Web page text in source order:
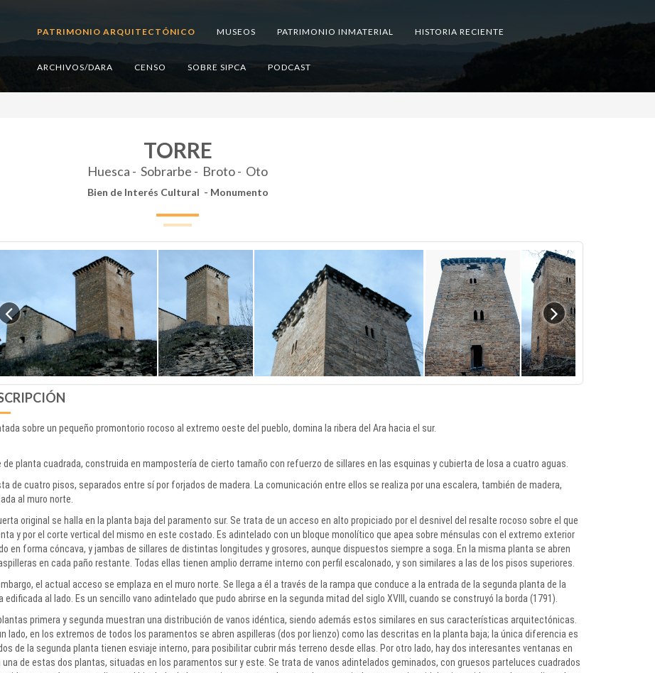
PATRIMONIO ARQUITECTÓNICO MUSEOS PATRIMONIO INMATERIAL HISTORIA RECIENTE
ARCHIVOS/DARA CENSO SOBRE SIPCA PODCAST
TORRE
Huesca - Sobrarbe - Broto - Oto
Bien de Interés Cultural - Monumento
sobre un pequeño promontorio rocoso al extremo oeste del pueblo, domina la ribera del Ara hacia el sur.
de planta cuadrada, construida en mampostería de cierto tamaño con refuerzo de sillares en las esquinas y cubierta de losa a cuatro aguas.
de cuatro pisos, separados entre sí por forjados de madera. La comunicación entre ellos se realiza por una escalera, también de madera,
al muro norte.
original se halla en la planta baja del paramento sur. Se trata de un acceso en alto propiciado por el desnivel del resalte rocoso sobre el que
y por el corte vertical del mismo en este costado. Es adintelado con un bloque monolítico que apea sobre ménsulas con el extremo exterior
en forma cóncava, y jambas de sillares de distintas longitudes y grosores, aunque dispuestos siempre a soga. En la misma planta se abren
en cada paño restante. Todas ellas tienen amplio derrame interno con perfil escalonado, y son similares a las de los pisos superiores.
el actual acceso se emplaza en el muro norte. Se llega a él a través de la rampa que conduce a la entrada de la segunda planta de la
edificada al lado. Es un sencillo vano adintelado que pudo abrirse en la segunda mitad del siglo XVIII, cuando se construyó la borda (1791).
plantas primera y segunda muestran una distribución de vanos idéntica, siendo además estos similares en sus características arquitectónicas.
lado, en los extremos de todos los paramentos se abren aspilleras (dos por lienzo) como las descritas en la planta baja; la única diferencia es
de la segunda planta tienen esviaje interno, para posibilitar cubrir más terreno desde ellas. Por otro lado, hay dos interesantes ventanas en
una de estas dos plantas, situadas en los paramentos sur y este. Se trata de vanos adintelados geminados, con gruesos parteluces cuadrados